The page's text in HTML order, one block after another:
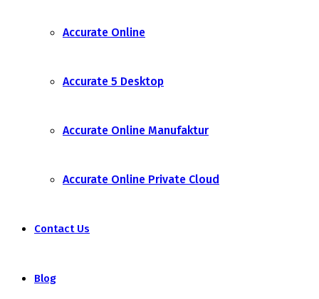
Accurate Online
Accurate 5 Desktop
Accurate Online Manufaktur
Accurate Online Private Cloud
Contact Us
Blog